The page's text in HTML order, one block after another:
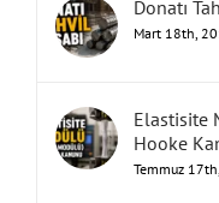
Donatı
Mart 18th,
Elastisite
Hooke
Temmuz